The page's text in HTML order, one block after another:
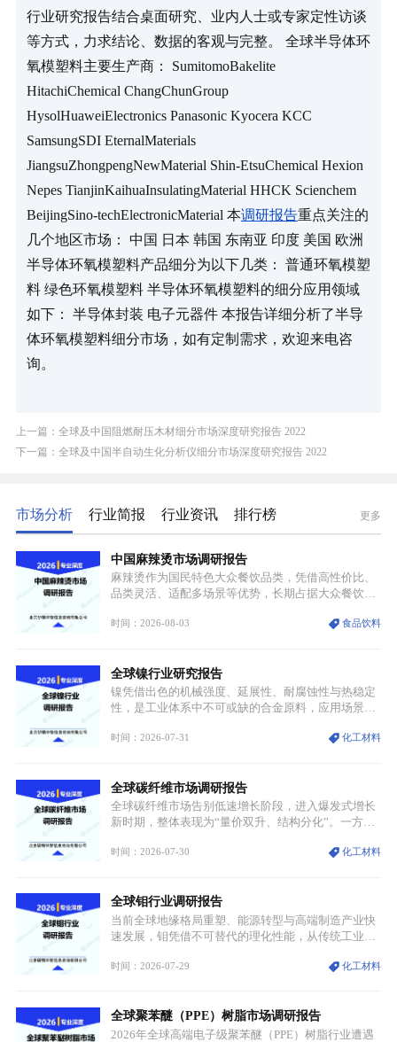
行业研究报告结合桌面研究、业内人士或专家定性访谈
等方式，力求结论、数据的客观与完整。 全球半导体环
氧模塑料主要生产商： SumitomoBakelite
HitachiChemical ChangChunGroup
HysolHuaweiElectronics Panasonic Kyocera KCC
SamsungSDI EternalMaterials
JiangsuZhongpengNewMaterial Shin-EtsuChemical Hexion
Nepes TianjinKaihuaInsulatingMaterial HHCK Scienchem
BeijingSino-techElectronicMaterial 本调研报告重点关注的
几个地区市场： 中国 日本 韩国 东南亚 印度 美国 欧洲
半导体环氧模塑料产品细分为以下几类： 普通环氧模塑
料 绿色环氧模塑料 半导体环氧模塑料的细分应用领域
如下： 半导体封装 电子元器件 本报告详细分析了半导
体环氧模塑料细分市场，如有定制需求，欢迎来电咨
询。
上一篇：全球及中国阻燃耐压木材细分市场深度研究报告 2022
下一篇：全球及中国半自动生化分析仪细分市场深度研究报告 2022
市场分析 行业简报 行业资讯 排行榜 更多
中国麻辣烫市场调研报告
麻辣烫作为国民特色大众餐饮品类，凭借高性价比、
品类灵活、适配多场景等优势，长期占据大众餐饮重
型，叠加消费需求升级、线上流量变革、新零售业态
特点，在消费、创业、政策、技术多重驱动下，依旧
具备强劲的发展活力。
时间：2026-08-03 食品饮料
全球镍行业研究报告
镍凭借出色的机械强度、延展性、耐腐蚀性与热稳定
性，是工业体系中不可或缺的合金原料，应用场景横
用价值难以被替代。依托理化优势，镍被全球主要经
型为新能源核心战略矿产，全球产业形成“印尼掌控
资源与产能、中国主导消费与技术、工艺向低碳湿法
迭代、再生镍加速补位”的全新格局。
时间：2026-07-31 化工材料
全球碳纤维市场调研报告
全球碳纤维市场告别低速增长阶段，进入爆发式增长
新时期，整体表现为“量价双升、结构分化”。一方面
持续扩张；另一方面产品、需求、应用场景呈现明显
体规模扩张，高附加值领域与规模化工业应用形成两
大独立增长体系。
时间：2026-07-30 化工材料
全球钼行业调研报告
当前全球地缘格局重塑、能源转型与高端制造产业快
速发展，钼凭借不可替代的理化性能，从传统工业金
需格局重构、价值体系重估的新阶段。钼是典型难熔
贯穿传统工业、高端制造、军工、新能源等多个核心
产业，成为现代工业体系中不可或缺的基础材料。
时间：2026-07-29 化工材料
全球聚苯醚（PPE）树脂市场调研报告
2026年全球高端电子级聚苯醚（PPE）树脂行业遭遇